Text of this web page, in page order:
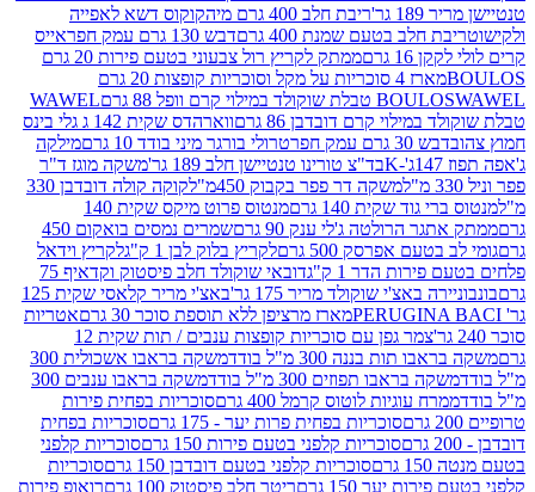
גר'
ריבת חלב 400 גרם מיה
קוקוס דשא לאפייה
חלב בטעם שמנת 400 גרם
דבש 130 גרם עמק חפר
אייס
גרם
ממתק לקריץ רול צבעוני בטעם פירות 20 גרם
מארז 4 סוכריות על מקל וסוכריות קופצות 20 גרם
WAWEL
קרם דובדבן 86 גרם
ווארהדס שקית 142 ג גלי בינס
דבש 30 גרם עמק חפר
טרולי בורגר מיני בודד 10 גרם
מילקה
בד"צ טורינו טנטיישן חלב 189 גר'
משקה מוגז ד"ר
משקה דר פפר בקבוק 450מ"ל
קוקה קולה דובדבן 330
גוד שקית 140 גרם
מנטוס פרוט מיקס שקית 140
הרולטה ג'לי ענק 90 גרם
שמרים נמסים בואקום 450
אפרסק 500 גרם
לקריץ בלוק לבן 1 ק"ג
לקריץ וידאל
הדר 1 ק"ג
דובאי שוקולד חלב פיסטוק וקדאיף 75
באצ'י שוקולד מריר 175 גר'
באצ'י מריר קלאסי שקית 125
מארז מרציפן ללא תוספת סוכר 30 גרם
אטריות
צמר גפן עם סוכריות קופצות ענבים / תות שקית 12
תות בננה 300 מ"ל בודד
משקה בראבו אשכולית 300
בראבו תפוזים 300 מ"ל בודד
משקה בראבו ענבים 300
עוגיות לוטוס קרמל 400 גרם
סוכריות בפחית פירות
סוכריות בפחית פרות יער - 175 גרם
סוכריות בפחית
סוכריות קלפני בטעם פירות 150 גרם
סוכריות קלפני
סוכריות קלפני בטעם דובדבן 150 גרם
סוכריות
יער 150 גרם
ריטר חלב פיסטוק 100 גרם
רואופ פירות